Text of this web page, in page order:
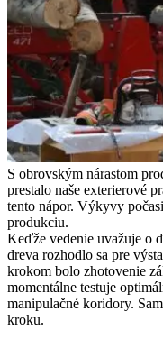
S obrovským nárastom
prestalo naše exterierové
tento nápor. Výkyvy
produkciu.
Keďže vedenie uvažuje o
dreva rozhodlo sa pre
krokom bolo zhotovenie
momentálne testuje
manipulačné koridory.
kroku.